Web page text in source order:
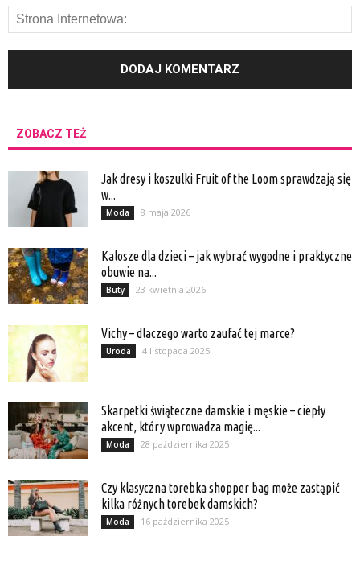
ZOBACZ TEŻ
Jak dresy i koszulki Fruit of the Loom sprawdzają się
w...
Moda 8 maja 2026
Kalosze dla dzieci – jak wybrać wygodne i praktyczne
obuwie na...
Buty 23 kwietnia 2026
Vichy – dlaczego warto zaufać tej marce?
Uroda 4 listopada 2025
Skarpetki świąteczne damskie i męskie – ciepły
akcent, który wprowadza magię...
Moda 28 października 2025
Czy klasyczna torebka shopper bag może zastąpić
kilka różnych torebek damskich?
Moda 16 października 2025